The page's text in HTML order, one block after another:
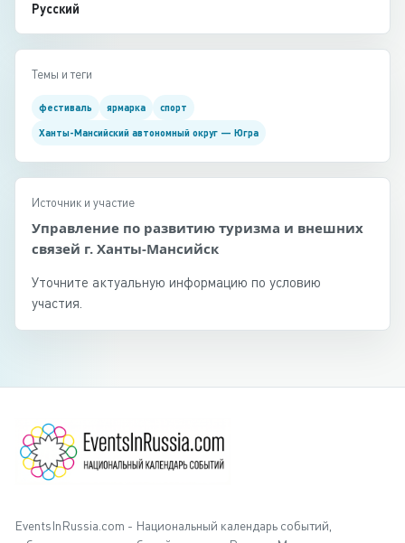
Русский
Темы и теги
фестиваль ярмарка спорт
Ханты-Мансийский автономный округ — Югра
Источник и участие
Управление по развитию туризма и внешних
связей г. Ханты-Мансийск
Уточните актуальную информацию по условию
участия.
EventsInRussia.com - Национальный календарь событий,